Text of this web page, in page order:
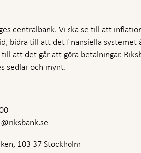
centralbank. Vi ska se till att
bidra till att det finansiella systemet
att det går att göra betalningar.
sedlar och mynt.
103 37 Stockholm